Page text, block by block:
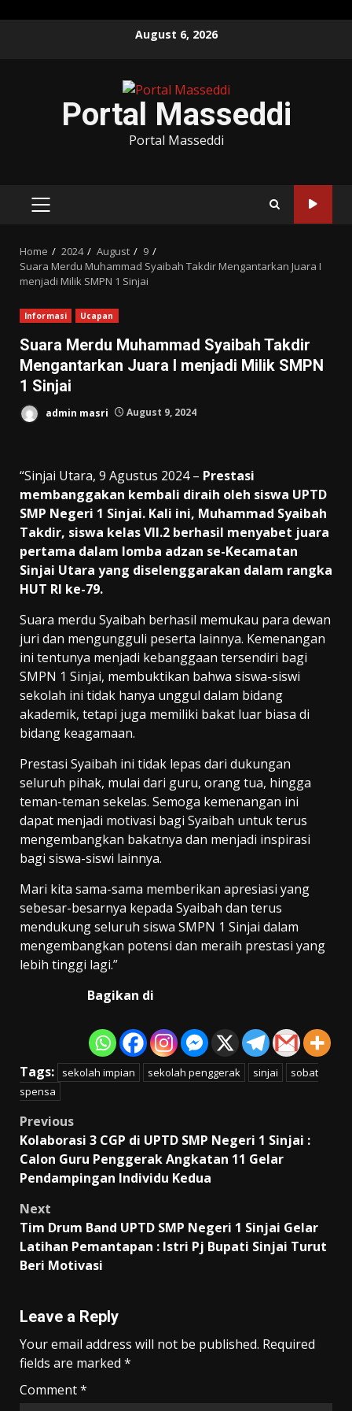
August 6, 2026
Portal Masseddi
Portal Masseddi
PRIMARY
Home 2024 August
9
Suara Merdu Muhammad Syaibah Takdir Mengantarkan Juara I
menjadi Milik SMPN 1 Sinjai
Informasi Ucapan
Suara Merdu Muhammad Syaibah Takdir
Mengantarkan Juara I menjadi Milik SMPN
1 Sinjai
admin masri August 9, 2024
“Sinjai Utara, 9 Agustus 2024 – Prestasi
membanggakan kembali diraih oleh siswa UPTD
SMP Negeri 1 Sinjai. Kali ini, Muhammad Syaibah
Takdir, siswa kelas VII.2 berhasil menyabet juara
pertama dalam lomba adzan se-Kecamatan
Sinjai Utara yang diselenggarakan dalam rangka
HUT RI ke-79.
Suara merdu Syaibah berhasil memukau para dewan
juri dan mengungguli peserta lainnya. Kemenangan
ini tentunya menjadi kebanggaan tersendiri bagi
SMPN 1 Sinjai, membuktikan bahwa siswa-siswi
sekolah ini tidak hanya unggul dalam bidang
akademik, tetapi juga memiliki bakat luar biasa di
bidang keagamaan.
Prestasi Syaibah ini tidak lepas dari dukungan
seluruh pihak, mulai dari guru, orang tua, hingga
teman-teman sekelas. Semoga kemenangan ini
dapat menjadi motivasi bagi Syaibah untuk terus
mengembangkan bakatnya dan menjadi inspirasi
bagi siswa-siswi lainnya.
Mari kita sama-sama memberikan apresiasi yang
sebesar-besarnya kepada Syaibah dan terus
mendukung seluruh siswa SMPN 1 Sinjai dalam
mengembangkan potensi dan meraih prestasi yang
lebih tinggi lagi.”
Bagikan di
Tags: sekolah impian sekolah penggerak sinjai
sobat
spensa
Post
navigation
Previous
Kolaborasi 3 CGP di UPTD SMP Negeri 1 Sinjai :
Calon Guru Penggerak Angkatan 11 Gelar
Pendampingan Individu Kedua
Next
Tim Drum Band UPTD SMP Negeri 1 Sinjai Gelar
Latihan Pemantapan : Istri Pj Bupati Sinjai Turut
Beri Motivasi
Leave a Reply
Your email address will not be published. Required
fields are marked *
Comment*